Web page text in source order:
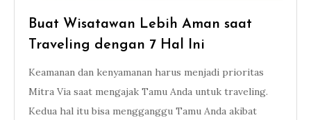
Buat Wisatawan Lebih Aman saat
Traveling dengan 7 Hal Ini
Keamanan dan kenyamanan harus menjadi prioritas
Mitra Via saat mengajak Tamu Anda untuk traveling.
Kedua hal itu bisa mengganggu Tamu Anda akibat